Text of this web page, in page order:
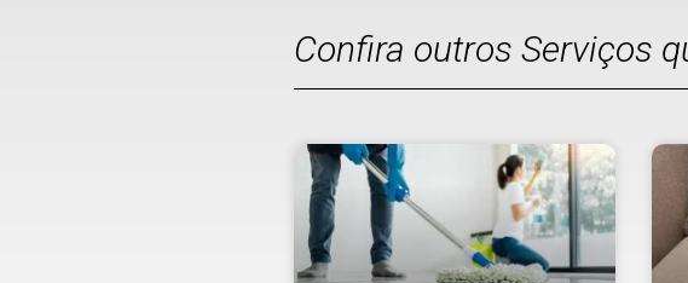
Confira outros Serviços